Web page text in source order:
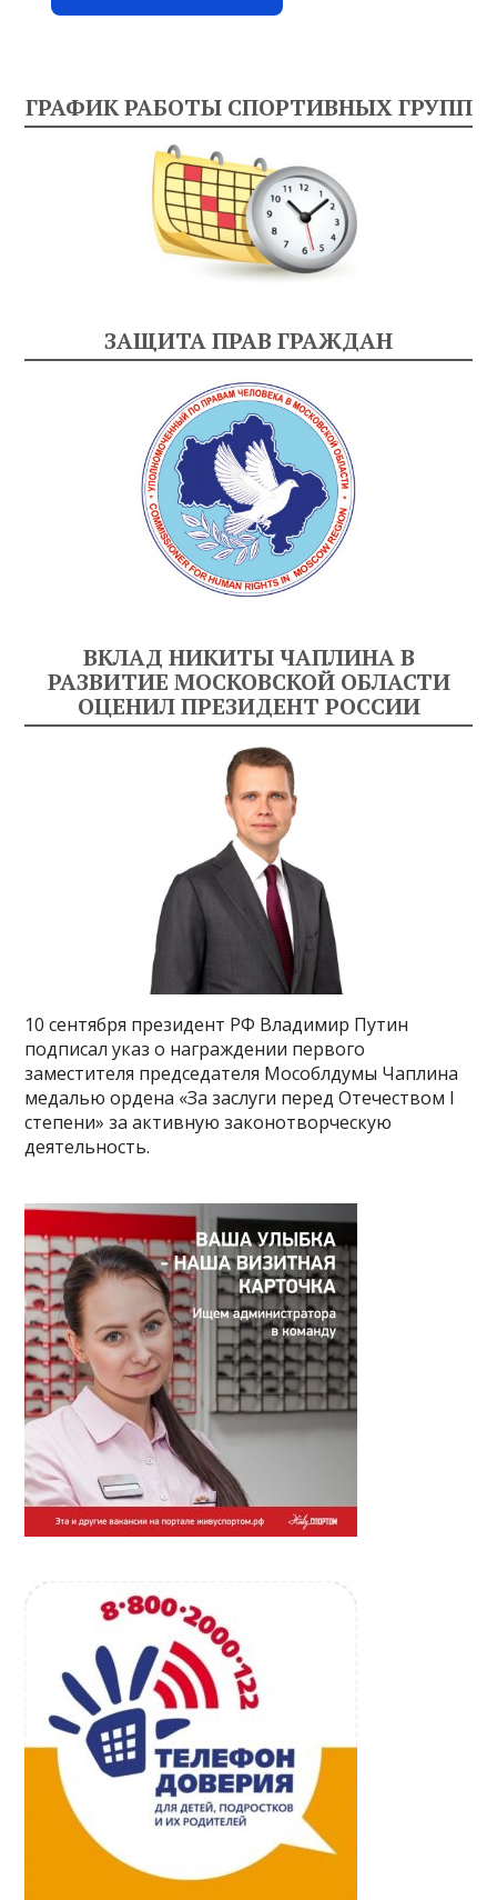
ГРАФИК РАБОТЫ СПОРТИВНЫХ ГРУПП
ЗАЩИТА ПРАВ ГРАЖДАН
ВКЛАД НИКИТЫ ЧАПЛИНА В
РАЗВИТИЕ МОСКОВСКОЙ ОБЛАСТИ
ОЦЕНИЛ ПРЕЗИДЕНТ РОССИИ
10 сентября президент РФ Владимир Путин
подписал указ о награждении первого
заместителя председателя Мособлдумы Чаплина
медалью ордена «За заслуги перед Отечеством I
степени» за активную законотворческую
деятельность.